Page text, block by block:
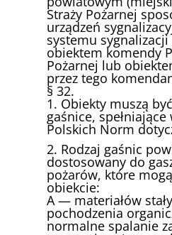
Straży Pożarnej
urządzeń
systemu
obiektem komendy
Pożarnej lub
przez tego
§ 32.
1. Obiekty muszą
gaśnice,
Polskich Norm
2. Rodzaj gaśnic
dostosowany do
pożarów, które
obiekcie:
A — materiałów
pochodzenia
normalne spalanie